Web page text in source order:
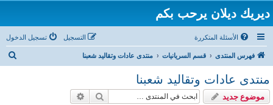
ديريك ديلان يرحب بكم
الأسئلة المتكررة تسجيل الدخول التسجيل
فهرس المنتدى قسم السريانيات منتدى عادات وتقاليد شعبنا
منتدى عادات وتقاليد شعبنا
موضوع جديد بحث